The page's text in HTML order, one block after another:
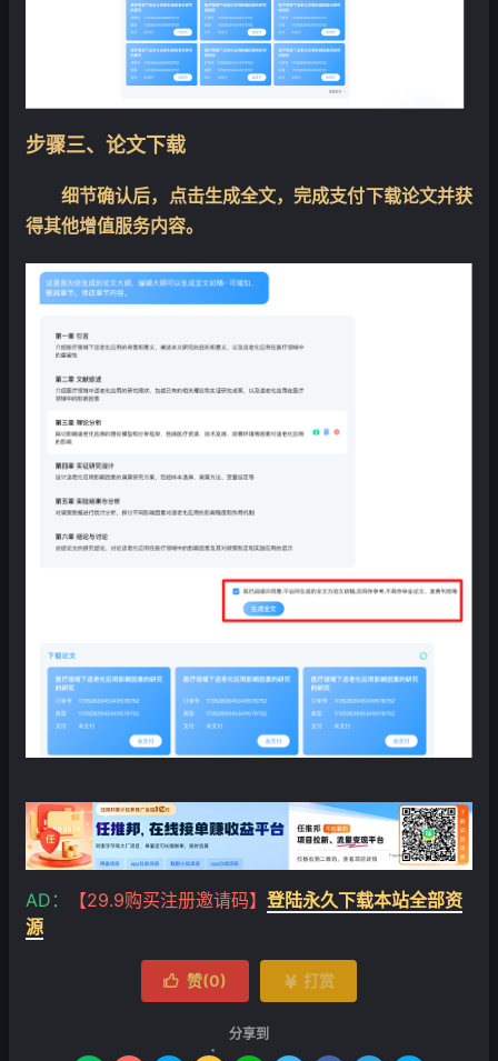
步骤三、论文下载
细节确认后，点击生成全文，完成支付下载论文并获
得其他增值服务内容。
AD： 【29.9购买注册邀请码】 登陆永久下载本站全部资
源
 赞(0)  打赏
分享到